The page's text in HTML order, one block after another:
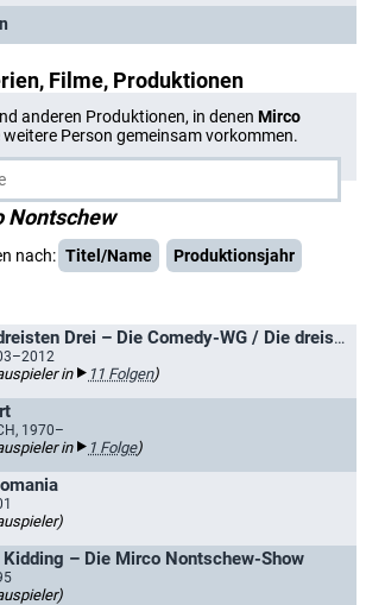
Filme, Produktionen
anderen Produktionen, in denen Mirco
weitere Person gemeinsam vorkommen.
Nontschew
nach: Titel/Name
Produktionsjahr
Die dreisten Drei – Die Comedy-WG / Die dreisten Drei - jetzt noch dreister
in 11 Folgen)
1970–
in 1 Folge)
– Die Mirco Nontschew-Show